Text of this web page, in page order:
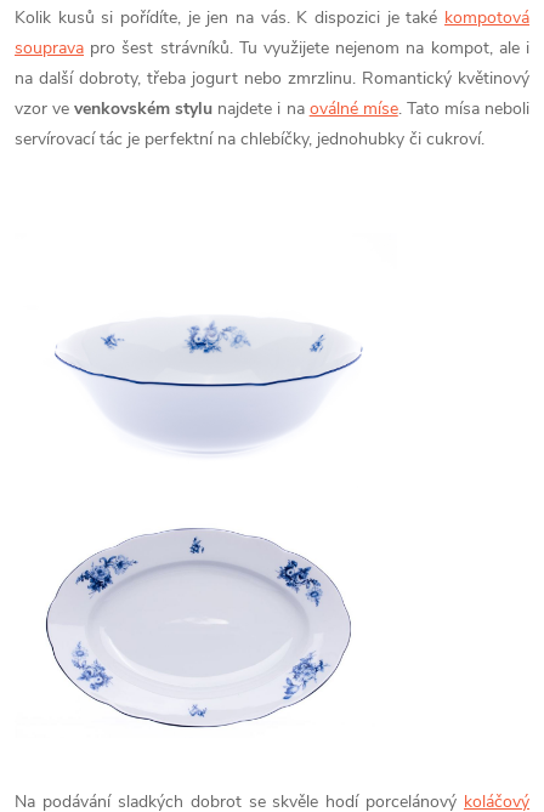
Kolik kusů si pořídíte, je jen na vás. K dispozici je také kompotová
souprava pro šest strávníků. Tu využijete nejenom na kompot, ale i
na další dobroty, třeba jogurt nebo zmrzlinu. Romantický květinový
vzor vevenkovském stylu najdete i na oválné míse. Tato mísa neboli
servírovací tác je perfektní na chlebíčky, jednohubky či cukroví.
Na podávání sladkých dobrot se skvěle hodí porcelánový koláčový